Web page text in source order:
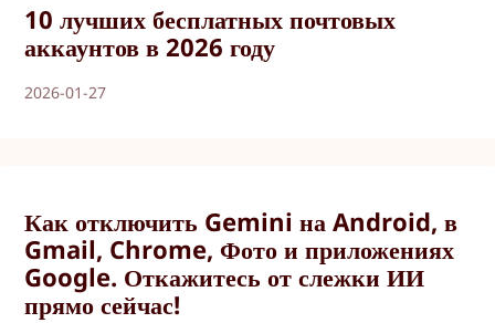
10 лучших бесплатных почтовых
аккаунтов в 2026 году
2026-01-27
Как отключить Gemini на Android, в
Gmail, Chrome, Фото и приложениях
Google. Откажитесь от слежки ИИ
прямо сейчас!